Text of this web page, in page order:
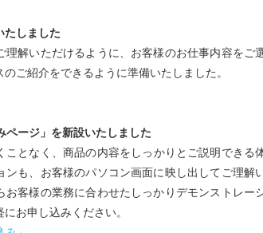
たしました
理解いただけるように、お客様のお仕事内容を
ご紹介をできるように準備いたしました。
ページ」を新設いたしました
ことなく、商品の内容をしっかりとご説明できる
ンも、お客様のパソコン画面に映し出してご理解
お客様の業務に合わせたしっかりデモンストレー
お申し込みください。